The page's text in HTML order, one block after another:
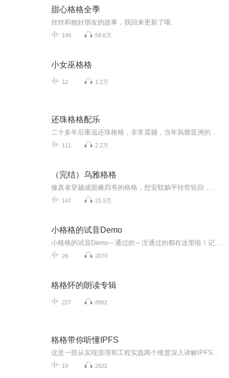
甜心格格全季
丝丝和她好朋友的故事，我回来更新了哦
149 59.6万
小女巫格格
12 1.2万
还珠格格配乐
111 2.2万
（完结）乌雅格格
147 21.9万
小格格的试音Demo
26 2070
格格怀的朗读专辑
227 8962
格格带你听懂IPFS
19 2622